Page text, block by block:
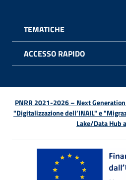
TEMATICHE
ACCESSO RAPIDO
PNRR 2021-2026 – Next
"Digitalizzazione dell’INAIL" e
Lake/Data Hub